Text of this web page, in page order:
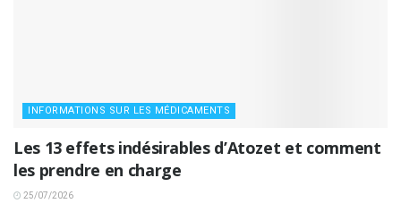
INFORMATIONS SUR LES MÉDICAMENTS
Les 13 effets indésirables d’Atozet et comment
les prendre en charge
25/07/2026